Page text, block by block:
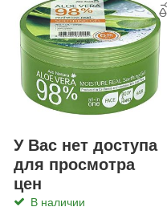
кожи. Кожа
мягкой.
Помощь при
пораженную область
Объём: 150 мл
Состав:Water, Glycerin,
Carbomer,
30 Alkyl Acrylate
Fragrance, Betaine,
Extract, Camellia Sinensis
У Вас нет доступа
для просмотра
цен
В наличии